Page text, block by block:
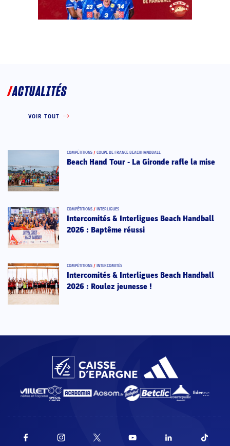
ACTUALITÉS
VOIR TOUT
COMPÉTITIONS / COUPE DE FRANCE BEACHHANDBALL
Beach Hand Tour - La Gironde rafle la mise
COMPÉTITIONS / INTERLIGUES
Intercomités & Interligues Beach Handball
2026 : Baptême réussi
COMPÉTITIONS / INTERCOMITÉS
Intercomités & Interligues Beach Handball
2026 : Roulez jeunesse !